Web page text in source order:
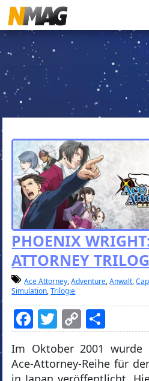
PHOENIX
ATTORNEY
Ace Attorney,Adventure,Anwalt,
Simulation,Trilogie
Facebook
Twitter
Copy
Link
Im Oktober 2001 wurde
Ace-Attorney-Reihe für